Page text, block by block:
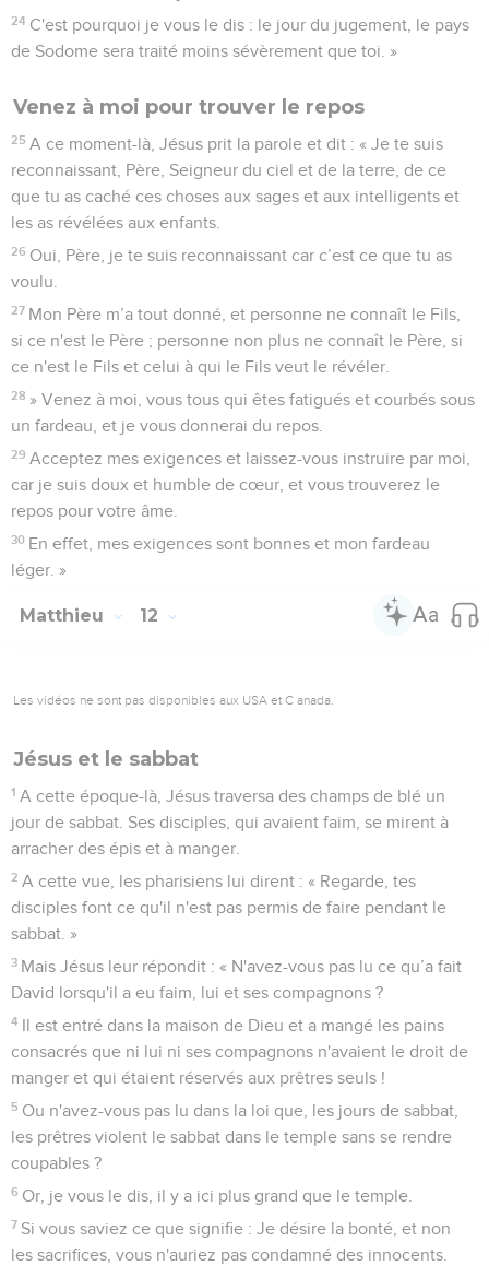
24 C'est pourquoi je vous le dis : le jour du jugement, le pays
de Sodome sera traité moins sévèrement que toi. »
Venez à moi pour trouver le repos
25 A ce moment-là, Jésus prit la parole et dit : « Je te suis
reconnaissant, Père, Seigneur du ciel et de la terre, de ce
que tu as caché ces choses aux sages et aux intelligents et
les as révélées aux enfants.
26 Oui, Père, je te suis reconnaissant car c’est ce que tu as
voulu.
27 Mon Père m’a tout donné, et personne ne connaît le Fils,
si ce n'est le Père ; personne non plus ne connaît le Père, si
ce n'est le Fils et celui à qui le Fils veut le révéler.
28 » Venez à moi, vous tous qui êtes fatigués et courbés sous
un fardeau, et je vous donnerai du repos.
29 Acceptez mes exigences et laissez-vous instruire par moi,
car je suis doux et humble de cœur, et vous trouverez le
repos pour votre âme.
30 En effet, mes exigences sont bonnes et mon fardeau
léger. »
Matthieu 12
Les vidéos ne sont pas disponibles aux USA et C anada.
Jésus et le sabbat
1 A cette époque-là, Jésus traversa des champs de blé un
jour de sabbat. Ses disciples, qui avaient faim, se mirent à
arracher des épis et à manger.
2 A cette vue, les pharisiens lui dirent : « Regarde, tes
disciples font ce qu'il n'est pas permis de faire pendant le
sabbat. »
3 Mais Jésus leur répondit : « N'avez-vous pas lu ce qu’a fait
David lorsqu'il a eu faim, lui et ses compagnons ?
4 Il est entré dans la maison de Dieu et a mangé les pains
consacrés que ni lui ni ses compagnons n'avaient le droit de
manger et qui étaient réservés aux prêtres seuls !
5 Ou n'avez-vous pas lu dans la loi que, les jours de sabbat,
les prêtres violent le sabbat dans le temple sans se rendre
coupables ?
6 Or, je vous le dis, il y a ici plus grand que le temple.
7 Si vous saviez ce que signifie : Je désire la bonté, et non
les sacrifices, vous n'auriez pas condamné des innocents.